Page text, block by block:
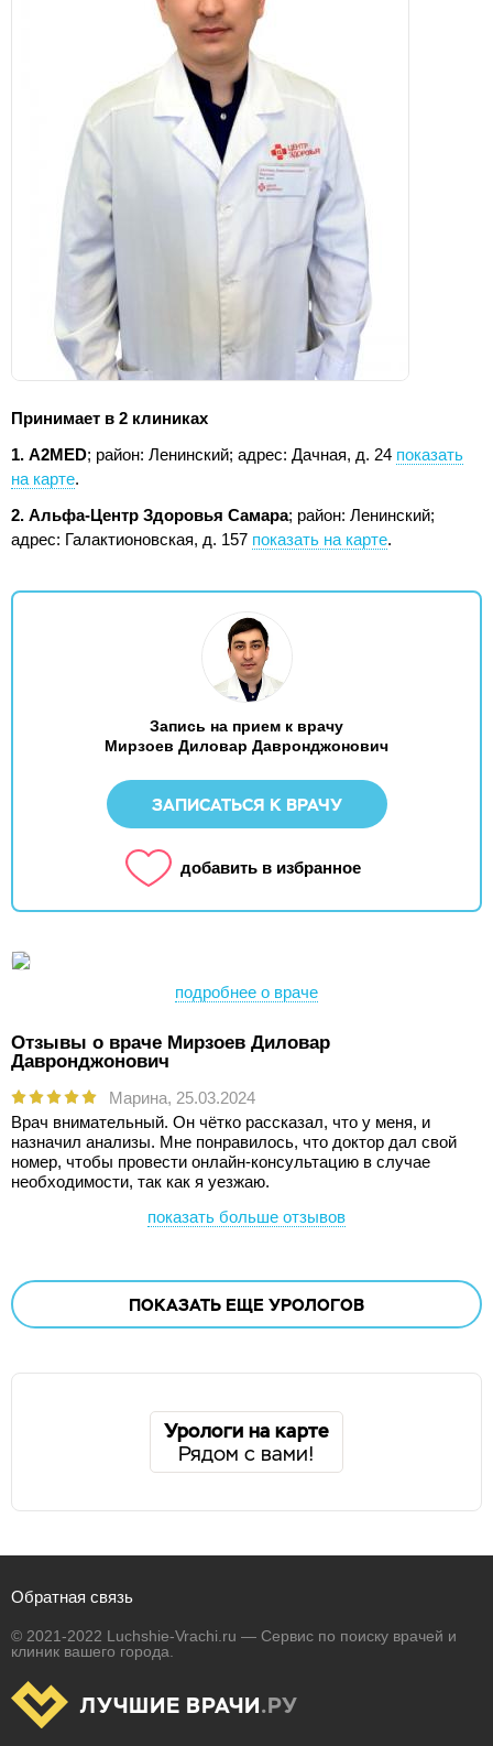
Принимает в 2 клиниках
1. А2МЕD; район: Ленинский; адрес: Дачная, д. 24 показать
на карте.
2. Альфа-Центр Здоровья Самара; район: Ленинский;
адрес: Галактионовская, д. 157 показать на карте.
Запись на прием к врачу
Мирзоев Диловар Давронджонович
ЗАПИСАТЬСЯ К ВРАЧУ
добавить в избранное
подробнее о враче
Отзывы о враче Мирзоев Диловар
Давронджонович
Марина, 25.03.2024
Врач внимательный. Он чётко рассказал, что у меня, и
назначил анализы. Мне понравилось, что доктор дал свой
номер, чтобы провести онлайн-консультацию в случае
необходимости, так как я уезжаю.
показать больше отзывов
ПОКАЗАТЬ ЕЩЕ УРОЛОГОВ
Урологи на карте
Рядом с вами!
Обратная связь
© 2021-2022 Luchshie-Vrachi.ru — Сервис по поиску врачей и
клиник вашего города.
ЛУЧШИЕ ВРАЧИ.РУ